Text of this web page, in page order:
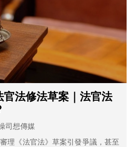
官法修法草案｜法官法
司想傳媒
理《法官法》草案引發爭議，甚至